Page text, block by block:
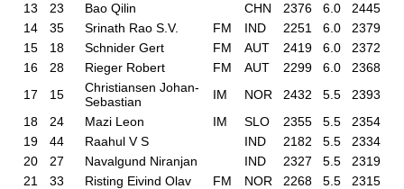
13
23 Bao Qilin CHN 2376 6.0
2445
14
35 Srinath Rao S.V. FM IND 2251 6.0
2379
15
18 Schnider Gert FM AUT 2419 6.0
2372
16
28 Rieger Robert FM AUT 2299 6.0
2368
17
15
Christiansen Johan-
Sebastian
IM NOR 2432 5.5
2393
18
24 Mazi Leon IM SLO 2355 5.5
2354
19
44 Raahul V S IND 2182 5.5
2334
20
27 Navalgund Niranjan IND 2327 5.5
2319
21
33 Risting Eivind Olav FM NOR 2268 5.5
2315